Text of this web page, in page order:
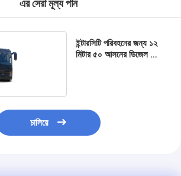
এর সেরা মূল্য পান
ইন্টারসিটি পরিবহনের জন্য ১২
মিটার ৫০ আসনের ডিজেল কোচ
চালিয়ে